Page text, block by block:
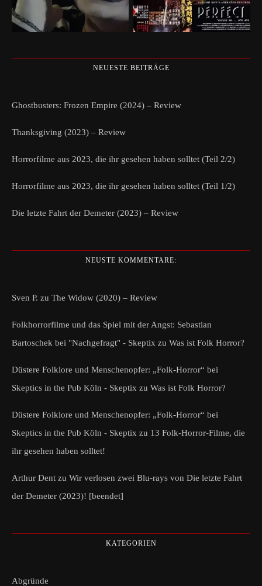
NEUESTE BEITRÄGE
Ghostbusters: Frozen Empire (2024) – Review
Thanksgiving (2023) – Review
Horrorfilme aus 2023, die ihr gesehen haben solltet (Teil 2/2)
Horrorfilme aus 2023, die ihr gesehen haben solltet (Teil 1/2)
Die letzte Fahrt der Demeter (2023) – Review
NEUSTE KOMMENTARE:
Sven P. zu The Widow (2020) – Review
Folkhorrorfilme und das Spiel mit der Angst: Sebastian
Bartoschek bei "Nachgefragt" - Skeptix zu Was ist Folk Horror?
Düstere Folklore und Menschenopfer: „Folk-Horror“ bei
Skeptics in the Pub Köln - Skeptix zu Was ist Folk Horror?
Düstere Folklore und Menschenopfer: „Folk-Horror“ bei
Skeptics in the Pub Köln - Skeptix zu 13 Folk-Horror-Filme, die
ihr gesehen haben solltet!
Arthur Dent zu Wir verlosen zwei Blu-rays von Die letzte Fahrt
der Demeter (2023)! [beendet]
KATEGORIEN
Abgründe